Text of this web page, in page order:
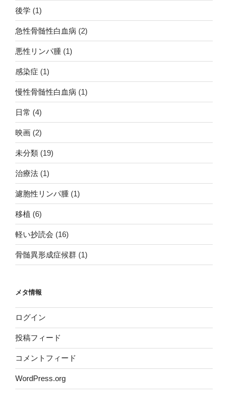
後学 (1)
急性骨髄性白血病 (2)
悪性リンパ腫 (1)
感染症 (1)
慢性骨髄性白血病 (1)
日常 (4)
映画 (2)
未分類 (19)
治療法 (1)
濾胞性リンパ腫 (1)
移植 (6)
軽い抄読会 (16)
骨髄異形成症候群 (1)
メタ情報
ログイン
投稿フィード
コメントフィード
WordPress.org